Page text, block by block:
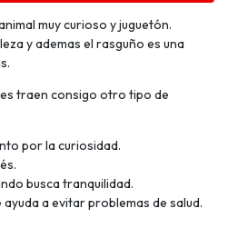
muy curioso y juguetón.
y ademas el rasguño es una
traen consigo otro tipo de
por la curiosidad.
busca tranquilidad.
a evitar problemas de salud.